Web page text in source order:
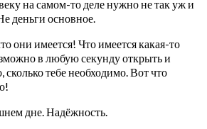
на самом-то деле нужно не так уж и
деньги основное.
они имеется! Что имеется какая-то
в любую секунду открыть и
сколько тебе необходимо. Вот что
дне. Надёжность.